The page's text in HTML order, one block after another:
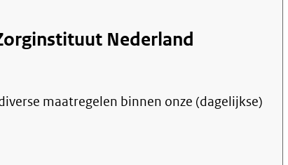
Nederland
maatregelen binnen onze (dagelijkse)